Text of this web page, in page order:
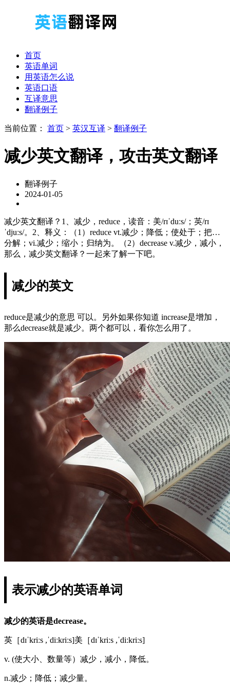
首页
英语单词
用英语怎么说
英语口语
互译意思
翻译例子
当前位置： 首页 > 英汉互译 > 翻译例子
减少英文翻译，攻击英文翻译
翻译例子
2024-01-05
减少英文翻译？1、减少，reduce，读音：美/rɪˈduːs/；英/rɪ
ˈdjuːs/。2、释义：（1）reduce vt.减少；降低；使处于；把…
分解；vi.减少；缩小；归纳为。（2）decrease v.减少，减小，
那么，减少英文翻译？一起来了解一下吧。
减少的英文
reduce是减少的意思 可以。另外如果你知道 increase是增加，
那么decrease就是减少。两个都可以，看你怎么用了。
表示减少的英语单词
减少的英语是decrease。
英［dɪˈkriːs ,ˈdiːkriːs]美［dɪˈkriːs ,ˈdiːkriːs]
v. (使大小、数量等）减少，减小，降低。
n.减少；降低；减少量。